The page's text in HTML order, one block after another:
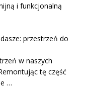
i funkcjonalną
przestrzeń do
w naszych
tę część
…